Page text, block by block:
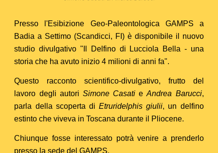
Presso l'Esibizione Geo-Paleontologica GAMPS a
Badia a Settimo (Scandicci, FI) è disponibile il nuovo
studio divulgativo "Il Delfino di Lucciola Bella - una
storia che ha avuto inizio 4 milioni di anni fa".
Questo racconto scientifico-divulgativo, frutto del
lavoro degli autori Simone Casati eAndrea Barucci,
parla della scoperta diEtruridelphis giulii, un delfino
estinto che viveva in Toscana durante il Pliocene.
Chiunque fosse interessato potrà venire a prenderlo
presso la sede del GAMPS.